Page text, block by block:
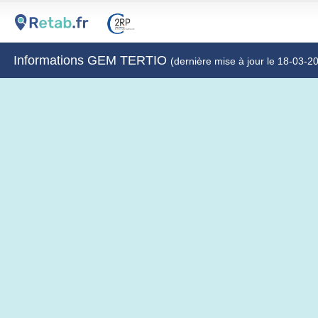
Informations GEM TERTIO (dernière mise à jour le 18-03-